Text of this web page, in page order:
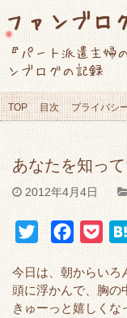
ファンブロ
『パート派遣主婦
ンブログの記録
TOP 目次 プライバシ
あなたを知っ
2012年4月4日
i
t
c
e
c
k
今日は、朝からいろ
頭に浮かんで、胸の
きゅーっと嬉しくな